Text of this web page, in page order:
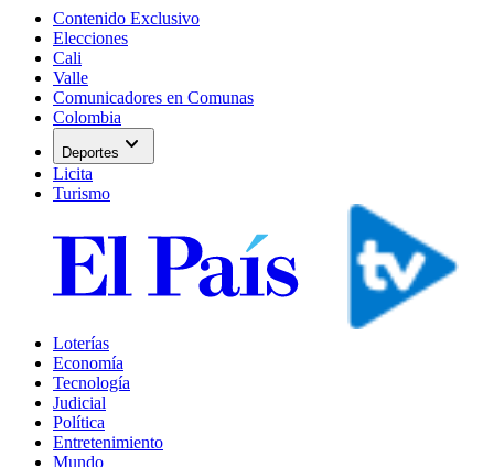
Contenido Exclusivo
Elecciones
Cali
Valle
Comunicadores en Comunas
Colombia
Deportes expand_more
Licita
Turismo
Loterías
Economía
Tecnología
Judicial
Política
Entretenimiento
Mundo